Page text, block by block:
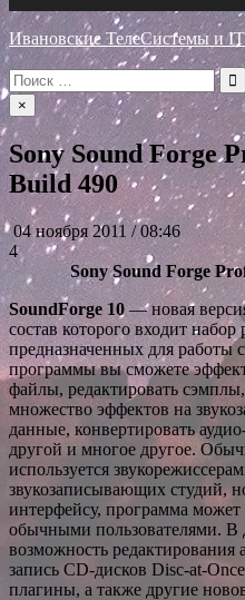
Ивановские ТелеСистемы и IT
Искать:
×
Sony Sound Forge
Build 490
04 ноября 2011 / 08:46
4
Sony Sound Forge
SoundForge 10— новая
состав которого входит
предназначенных для работы
программы вы сможете
файлы, редактировать
множество эффектов на
данные, конвертировать
другой и многое другое.
используется
звукозаписывающих студий,
интерфейсу, программа может
обычными пользователями. В
возможность редактирования
запись CD-дисков Disc-at-
плагины, а также другие